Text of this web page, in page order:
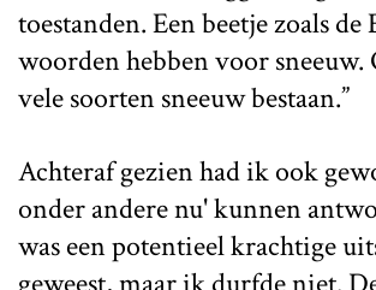
toestanden. Een beetje zoals de
woorden hebben voor sneeuw.
vele soorten sneeuw bestaan.”
Achteraf gezien had ik ook
onder andere nu' kunnen
was een potentieel krachtige